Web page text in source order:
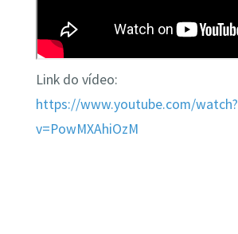
Link do vídeo:
https://www.youtube.com/watch?
v=PowMXAhiOzM